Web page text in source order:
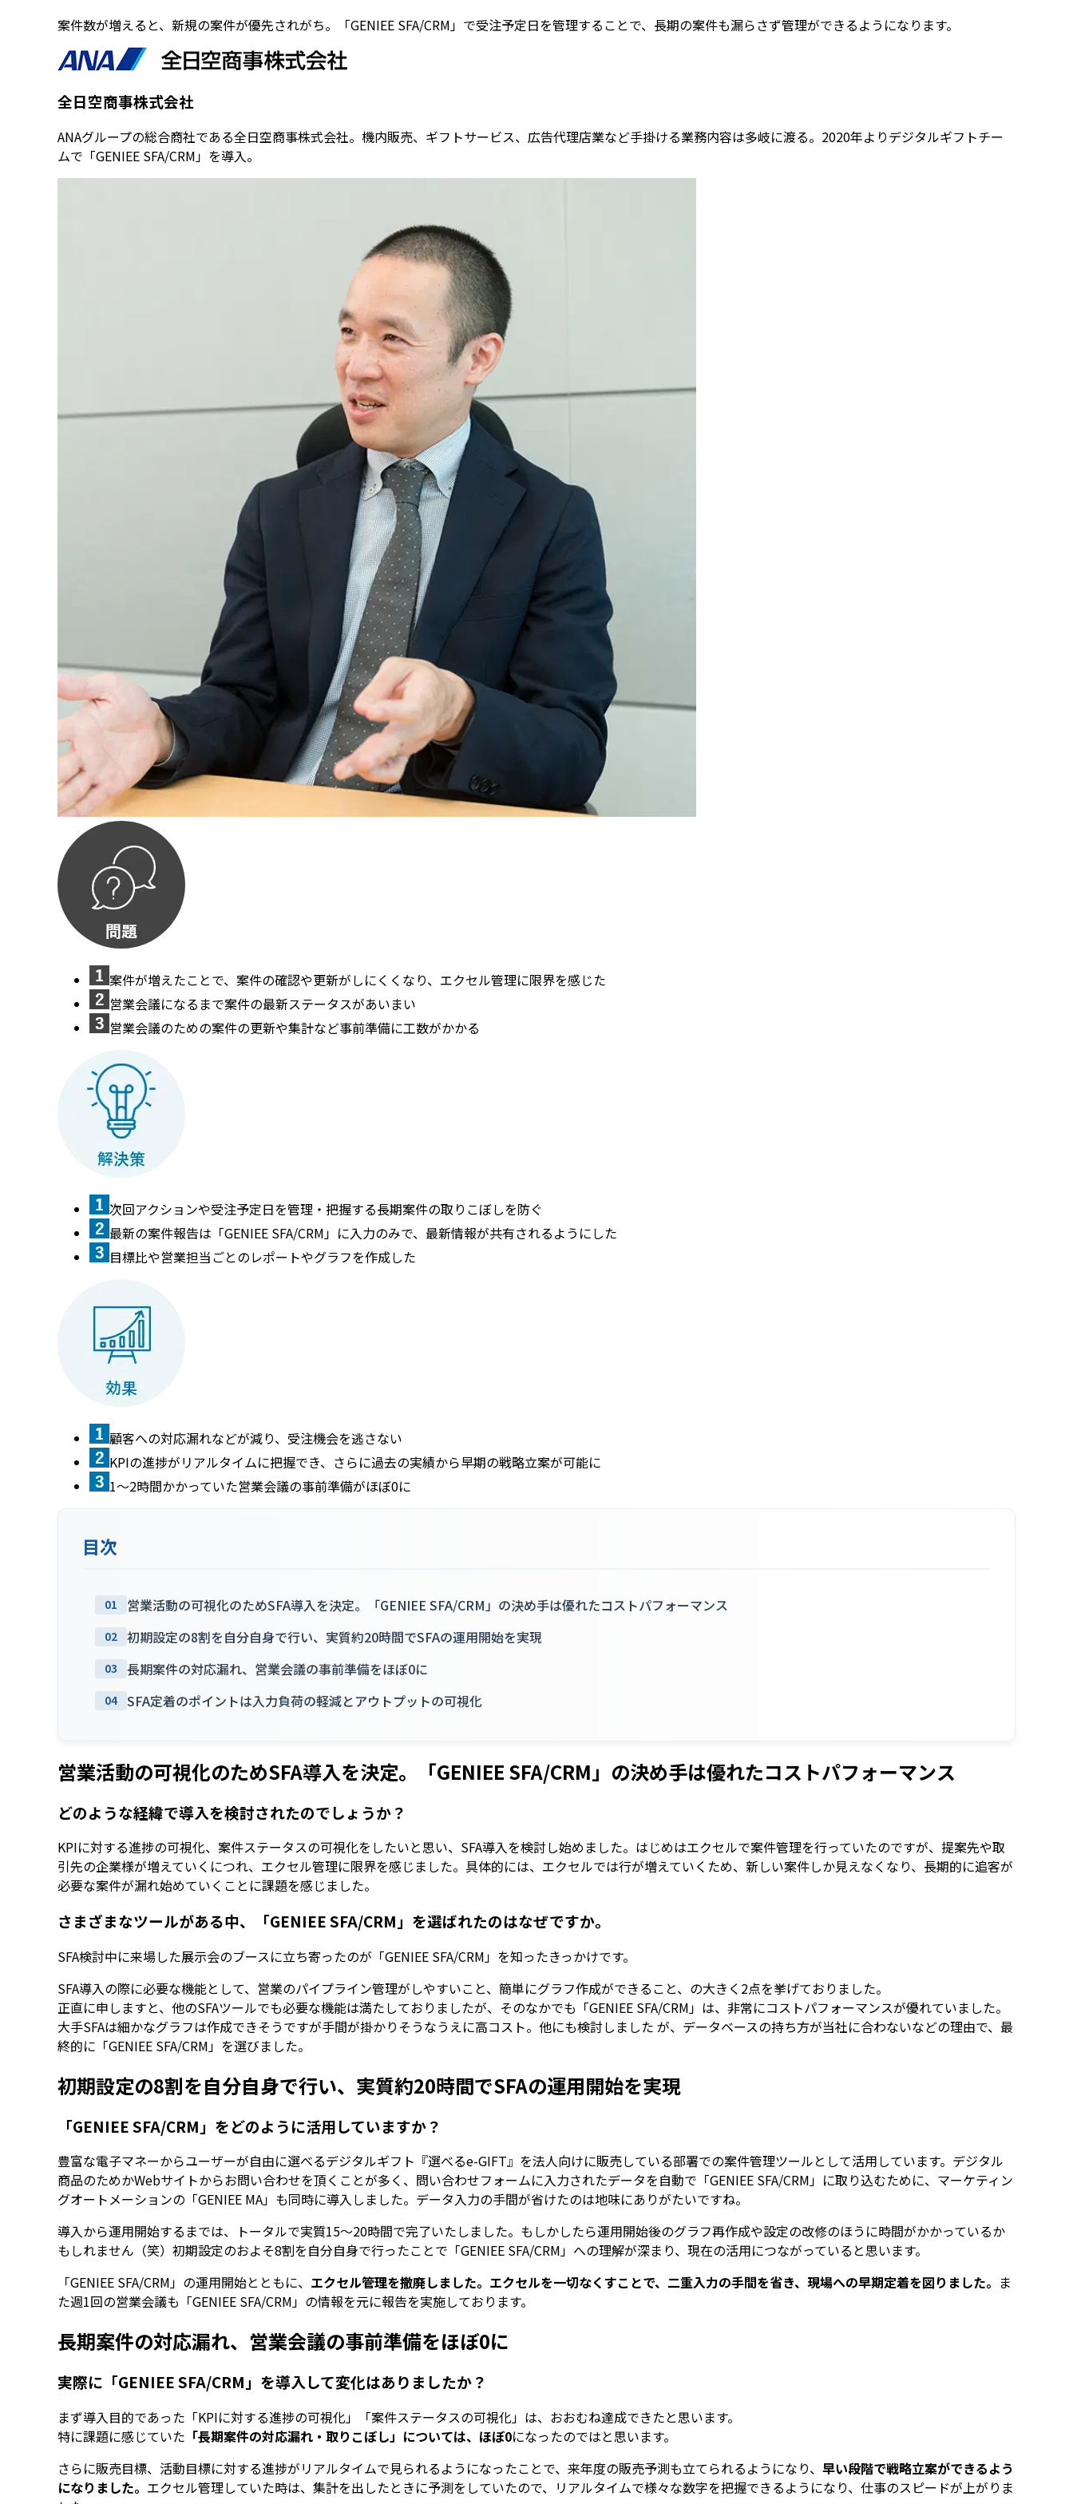
案件数が増えると、新規の案件が優先されがち。「GENIEE SFA/CRM」で受注予定日を管理することで、長期の案件も漏らさず管理ができるようになります。
全日空商事株式会社
ANAグループの総合商社である全日空商事株式会社。機内販売、ギフトサービス、広告代理店業など手掛ける業務内容は多岐に渡る。2020年よりデジタルギフトチー
ムで「GENIEE SFA/CRM」を導入。
案件が増えたことで、案件の確認や更新がしにくくなり、エクセル管理に限界を感じた
営業会議になるまで案件の最新ステータスがあいまい
営業会議のための案件の更新や集計など事前準備に工数がかかる
次回アクションや受注予定日を管理・把握する長期案件の取りこぼしを防ぐ
最新の案件報告は「GENIEE SFA/CRM」に入力のみで、最新情報が共有されるようにした
目標比や営業担当ごとのレポートやグラフを作成した
顧客への対応漏れなどが減り、受注機会を逃さない
KPIの進捗がリアルタイムに把握でき、さらに過去の実績から早期の戦略立案が可能に
1～2時間かかっていた営業会議の事前準備がほぼ0に
目次
01 営業活動の可視化のためSFA導入を決定。「GENIEE SFA/CRM」の決め手は優れたコストパフォーマンス
02 初期設定の8割を自分自身で行い、実質約20時間でSFAの運用開始を実現
03 長期案件の対応漏れ、営業会議の事前準備をほぼ0に
04 SFA定着のポイントは入力負荷の軽減とアウトプットの可視化
営業活動の可視化のためSFA導入を決定。「GENIEE SFA/CRM」の決め手は優れたコストパフォーマンス
どのような経緯で導入を検討されたのでしょうか？
KPIに対する進捗の可視化、案件ステータスの可視化をしたいと思い、SFA導入を検討し始めました。はじめはエクセルで案件管理を行っていたのですが、提案先や取
引先の企業様が増えていくにつれ、エクセル管理に限界を感じました。具体的には、エクセルでは行が増えていくため、新しい案件しか見えなくなり、長期的に追客が
必要な案件が漏れ始めていくことに課題を感じました。
さまざまなツールがある中、「GENIEE SFA/CRM」を選ばれたのはなぜですか。
SFA検討中に来場した展示会のブースに立ち寄ったのが「GENIEE SFA/CRM」を知ったきっかけです。
SFA導入の際に必要な機能として、営業のパイプライン管理がしやすいこと、簡単にグラフ作成ができること、の大きく2点を挙げておりました。
正直に申しますと、他のSFAツールでも必要な機能は満たしておりましたが、そのなかでも「GENIEE SFA/CRM」は、非常にコストパフォーマンスが優れていました。
大手SFAは細かなグラフは作成できそうですが手間が掛かりそうなうえに高コスト。他にも検討しました が、データベースの持ち方が当社に合わないなどの理由で、最
終的に「GENIEE SFA/CRM」を選びました。
初期設定の8割を自分自身で行い、実質約20時間でSFAの運用開始を実現
「GENIEE SFA/CRM」をどのように活用していますか？
豊富な電子マネーからユーザーが自由に選べるデジタルギフト『選べるe-GIFT』を法人向けに販売している部署での案件管理ツールとして活用しています。デジタル
商品のためかWebサイトからお問い合わせを頂くことが多く、問い合わせフォームに入力されたデータを自動で「GENIEE SFA/CRM」に取り込むために、マーケティン
グオートメーションの「GENIEE MA」も同時に導入しました。データ入力の手間が省けたのは地味にありがたいですね。
導入から運用開始するまでは、トータルで実質15～20時間で完了いたしました。もしかしたら運用開始後のグラフ再作成や設定の改修のほうに時間がかかっているか
もしれません（笑）初期設定のおよそ8割を自分自身で行ったことで「GENIEE SFA/CRM」への理解が深まり、現在の活用につながっていると思います。
「GENIEE SFA/CRM」の運用開始とともに、 エクセル管理を撤廃しました。エクセルを一切なくすことで、二重入力の手間を省き、現場への早期定着を図りました。 ま
た週1回の営業会議も「GENIEE SFA/CRM」の情報を元に報告を実施しております。
長期案件の対応漏れ、営業会議の事前準備をほぼ0に
実際に「GENIEE SFA/CRM」を導入して変化はありましたか？
まず導入目的であった「KPIに対する進捗の可視化」「案件ステータスの可視化」は、おおむね達成できたと思います。
特に課題に感じていた 「長期案件の対応漏れ・取りこぼし」については、ほぼ0になったのではと思います。
さらに販売目標、活動目標に対する進捗がリアルタイムで見られるようになったことで、来年度の販売予測も立てられるようになり、 早い段階で戦略立案ができるよう
になりました。 エクセル管理していた時は、集計を出したときに予測をしていたので、リアルタイムで様々な数字を把握できるようになり、仕事のスピードが上がりま